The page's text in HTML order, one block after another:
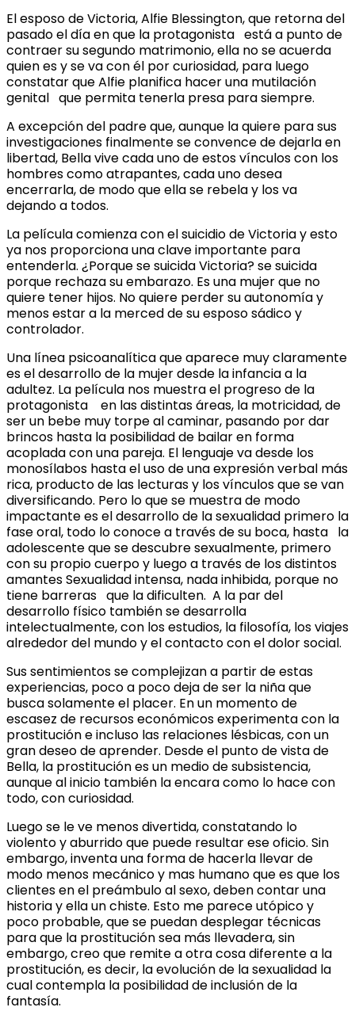
El esposo de Victoria, Alfie Blessington, que retorna del
pasado el día en que la protagonista está a punto de
contraer su segundo matrimonio, ella no se acuerda
quien es y se va con él por curiosidad, para luego
constatar que Alfie planifica hacer una mutilación
genital que permita tenerla presa para siempre.
A excepción del padre que, aunque la quiere para sus
investigaciones finalmente se convence de dejarla en
libertad, Bella vive cada uno de estos vínculos con los
hombres como atrapantes, cada uno desea
encerrarla, de modo que ella se rebela y los va
dejando a todos.
La película comienza con el suicidio de Victoria y esto
ya nos proporciona una clave importante para
entenderla. ¿Porque se suicida Victoria? se suicida
porque rechaza su embarazo. Es una mujer que no
quiere tener hijos. No quiere perder su autonomía y
menos estar a la merced de su esposo sádico y
controlador.
Una línea psicoanalítica que aparece muy claramente
es el desarrollo de la mujer desde la infancia a la
adultez. La película nos muestra el progreso de la
protagonista en las distintas áreas, la motricidad, de
ser un bebe muy torpe al caminar, pasando por dar
brincos hasta la posibilidad de bailar en forma
acoplada con una pareja. El lenguaje va desde los
monosílabos hasta el uso de una expresión verbal más
rica, producto de las lecturas y los vínculos que se van
diversificando. Pero lo que se muestra de modo
impactante es el desarrollo de la sexualidad primero la
fase oral, todo lo conoce a través de su boca, hasta la
adolescente que se descubre sexualmente, primero
con su propio cuerpo y luego a través de los distintos
amantes Sexualidad intensa, nada inhibida, porque no
tiene barreras que la dificulten. A la par del
desarrollo físico también se desarrolla
intelectualmente, con los estudios, la filosofía, los viajes
alrededor del mundo y el contacto con el dolor social.
Sus sentimientos se complejizan a partir de estas
experiencias, poco a poco deja de ser la niña que
busca solamente el placer. En un momento de
escasez de recursos económicos experimenta con la
prostitución e incluso las relaciones lésbicas, con un
gran deseo de aprender. Desde el punto de vista de
Bella, la prostitución es un medio de subsistencia,
aunque al inicio también la encara como lo hace con
todo, con curiosidad.
Luego se le ve menos divertida, constatando lo
violento y aburrido que puede resultar ese oficio. Sin
embargo, inventa una forma de hacerla llevar de
modo menos mecánico y mas humano que es que los
clientes en el preámbulo al sexo, deben contar una
historia y ella un chiste. Esto me parece utópico y
poco probable, que se puedan desplegar técnicas
para que la prostitución sea más llevadera, sin
embargo, creo que remite a otra cosa diferente a la
prostitución, es decir, la evolución de la sexualidad la
cual contempla la posibilidad de inclusión de la
fantasía.